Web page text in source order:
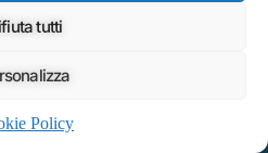
tutti
Policy